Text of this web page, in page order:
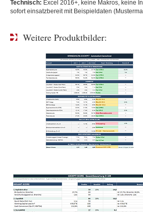
Technisch: Excel 2016+, keine Makros, keine
sofort einsatzbereit mit Beispieldaten
Weitere Produktbilder: